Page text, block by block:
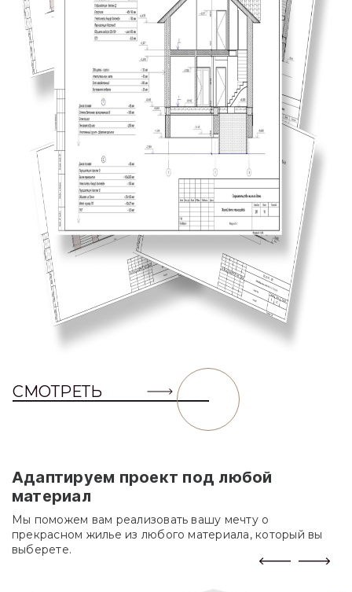
СМОТРЕТЬ
Адаптируем проект под любой
материал
Мы поможем вам реализовать вашу мечту о
прекрасном жилье из любого материала, который вы
выберете.